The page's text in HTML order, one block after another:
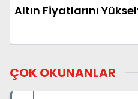
Altın Fiyatlarını
ÇOK OKUNANLAR